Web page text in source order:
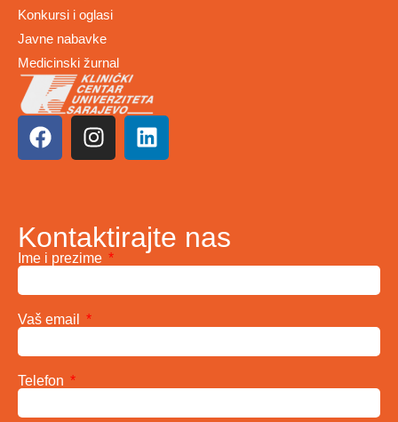
Konkursi i oglasi
Javne nabavke
Medicinski žurnal
Kontaktirajte nas
Ime i prezime
Vaš email
Telefon